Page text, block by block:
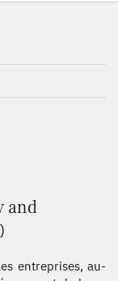
and
entreprises, au-